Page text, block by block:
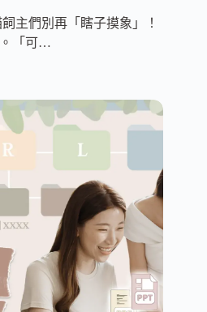
主們別再「瞎子摸象」！
「可…